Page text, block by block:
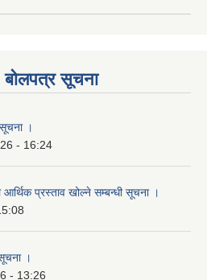
बोलपत्र सूचना
।
- 16:24
आर्थिक प्रस्ताव खोल्ने सम्बन्धी सूचना ।
।
- 13:26